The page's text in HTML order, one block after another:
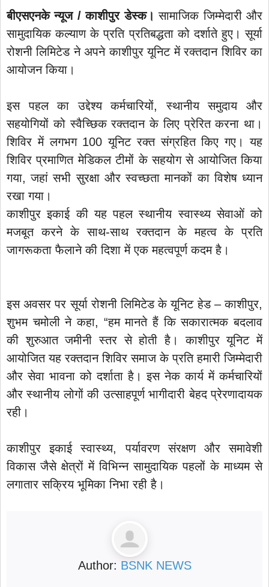
बीएसएनके न्यूज / काशीपुर डेस्क। सामाजिक जिम्मेदारी और
सामुदायिक कल्याण के प्रति प्रतिबद्धता को दर्शाते हुए। सूर्या
रोशनी लिमिटेड ने अपने काशीपुर यूनिट में रक्तदान शिविर का
आयोजन किया।
इस पहल का उद्देश्य कर्मचारियों, स्थानीय समुदाय और
सहयोगियों को स्वैच्छिक रक्तदान के लिए प्रेरित करना था।
शिविर में लगभग 100 यूनिट रक्त संग्रहित किए गए। यह
शिविर प्रमाणित मेडिकल टीमों के सहयोग से आयोजित किया
गया, जहां सभी सुरक्षा और स्वच्छता मानकों का विशेष ध्यान
रखा गया।
काशीपुर इकाई की यह पहल स्थानीय स्वास्थ्य सेवाओं को
मजबूत करने के साथ-साथ रक्तदान के महत्व के प्रति
जागरूकता फैलाने की दिशा में एक महत्वपूर्ण कदम है।
इस अवसर पर सूर्या रोशनी लिमिटेड के यूनिट हेड – काशीपुर,
शुभम चमोली ने कहा, “हम मानते हैं कि सकारात्मक बदलाव
की शुरुआत जमीनी स्तर से होती है। काशीपुर यूनिट में
आयोजित यह रक्तदान शिविर समाज के प्रति हमारी जिम्मेदारी
और सेवा भावना को दर्शाता है। इस नेक कार्य में कर्मचारियों
और स्थानीय लोगों की उत्साहपूर्ण भागीदारी बेहद प्रेरणादायक
रही।
काशीपुर इकाई स्वास्थ्य, पर्यावरण संरक्षण और समावेशी
विकास जैसे क्षेत्रों में विभिन्न सामुदायिक पहलों के माध्यम से
लगातार सक्रिय भूमिका निभा रही है।
Author: BSNK NEWS